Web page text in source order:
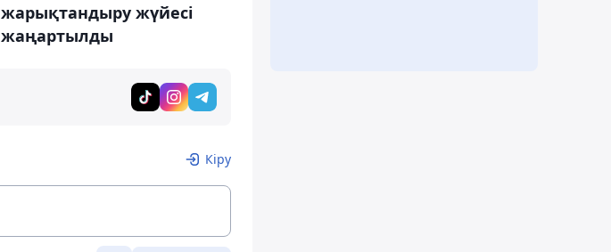
жарықтандыру жүйесі
жаңартылды
Кіру